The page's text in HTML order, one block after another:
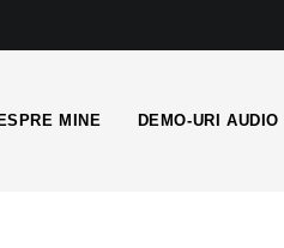
MINE DEMO-URI AUDIO